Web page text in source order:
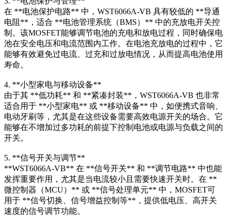
在 **电池保护电路** 中，WST6066A-VB 具有较低的 **导通
电阻**，适合 **电池管理系统（BMS）** 中的充放电开关控
制。该MOSFET能够调节电池的充电和放电过程，同时确保电
池在安全电压和电流范围内工作。在电池充放电的过程中，它
能够有效避免过电流、过充和过放电情况，从而提高电池使用
寿命。
4. **小型家电与移动设备**
由于其 **低功耗** 和 **紧凑封装**，WST6066A-VB 也非常
适合用于 **小型家电** 或 **移动设备** 中，如便携式音响、
电动牙刷等，尤其是在这些设备需要高效电源开关的场合。它
能够在不增加过多功耗的前提下控制电池或电源与负载之间的
开关。
5. **信号开关与调节**
**WST6066A-VB** 在 **信号开关** 和 **调节电路** 中也能
发挥重要作用，尤其是当电流较小且需要快速开关时。在 **
微控制器（MCU）** 或 **信号处理单元** 中，MOSFET可
用于 **信号切换、信号增益控制等**，提供低电压、高开关
速度的信号调节功能。